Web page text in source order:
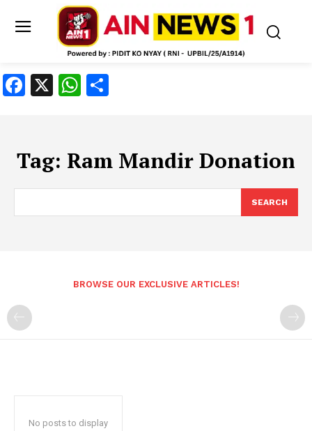
Facebook
X WhatsApp
Tag: Ram Mandir Donation
SEARCH
BROWSE OUR EXCLUSIVE ARTICLES!
No posts to display